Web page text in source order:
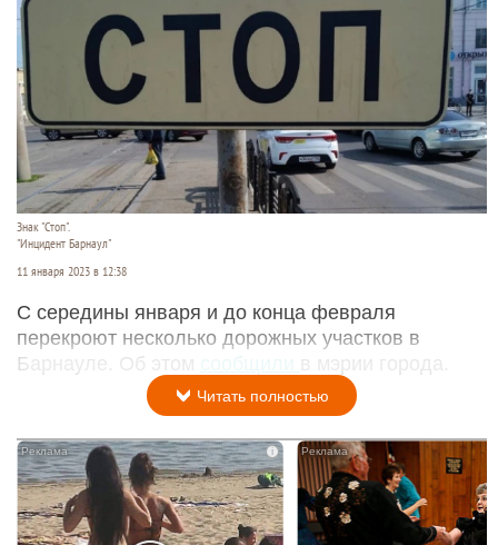
Знак "Стоп".
"Инцидент Барнаул"
11 января 2023 в 12:38
С середины января и до конца февраля
перекроют несколько дорожных участков в
Барнауле. Об этом
сообщили в мэрии города.
Читать полностью
i